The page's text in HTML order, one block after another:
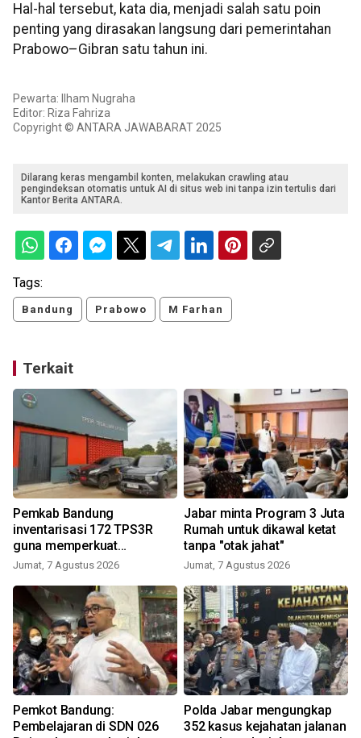
Hal-hal tersebut, kata dia, menjadi salah satu poin
penting yang dirasakan langsung dari pemerintahan
Prabowo–Gibran satu tahun ini.
Pewarta: Ilham Nugraha
Editor: Riza Fahriza
Copyright © ANTARA JAWABARAT 2025
Dilarang keras mengambil konten, melakukan crawling atau
pengindeksan otomatis untuk AI di situs web ini tanpa izin tertulis dari
Kantor Berita ANTARA.
Tags:
Bandung Prabowo M Farhan
Terkait
Pemkab Bandung
inventarisasi 172 TPS3R
guna memperkuat
pengelolaan sampah
Jumat, 7 Agustus 2026
Jabar minta Program 3 Juta
Rumah untuk dikawal ketat
tanpa "otak jahat"
Jumat, 7 Agustus 2026
Pemkot Bandung:
Pembelajaran di SDN 026
Polda Jabar mengungkap
352 kasus kejahatan jalanan